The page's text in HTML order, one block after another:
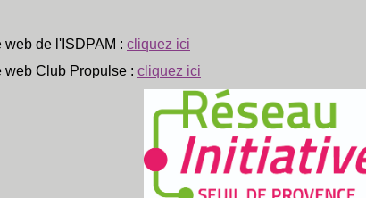
web de l'ISDPAM : cliquez ici
web Club Propulse : cliquez ici